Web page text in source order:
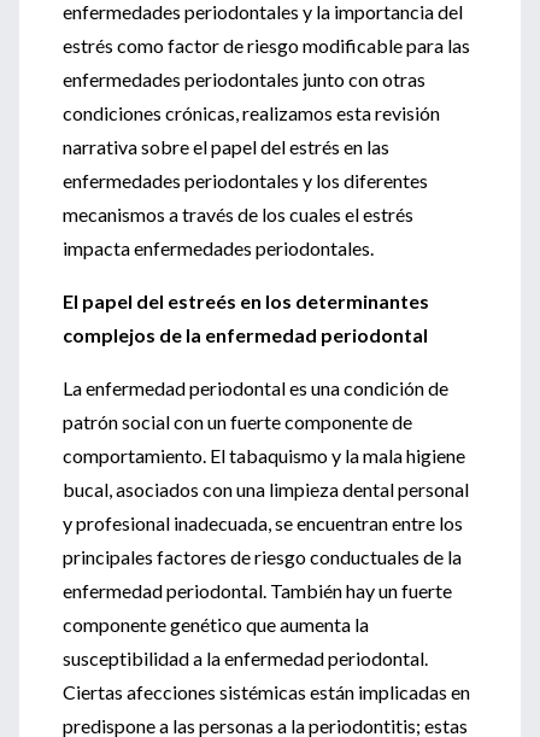
enfermedades periodontales y la importancia del
estrés como factor de riesgo modificable para las
enfermedades periodontales junto con otras
condiciones crónicas, realizamos esta revisión
narrativa sobre el papel del estrés en las
enfermedades periodontales y los diferentes
mecanismos a través de los cuales el estrés
impacta enfermedades periodontales.
El papel del estreés en los determinantes
complejos de la enfermedad periodontal
La enfermedad periodontal es una condición de
patrón social con un fuerte componente de
comportamiento. El tabaquismo y la mala higiene
bucal, asociados con una limpieza dental personal
y profesional inadecuada, se encuentran entre los
principales factores de riesgo conductuales de la
enfermedad periodontal. También hay un fuerte
componente genético que aumenta la
susceptibilidad a la enfermedad periodontal.
Ciertas afecciones sistémicas están implicadas en
predispone a las personas a la periodontitis; estas